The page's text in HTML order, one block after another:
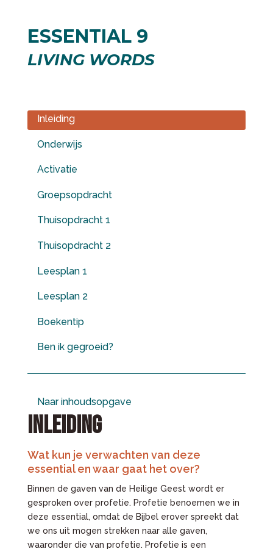
ESSENTIAL 9
LIVING WORDS
Inleiding
Onderwijs
Activatie
Groepsopdracht
Thuisopdracht 1
Thuisopdracht 2
Leesplan 1
Leesplan 2
Boekentip
Ben ik gegroeid?
Naar inhoudsopgave
INLEIDING
Wat kun je verwachten van deze
essential en waar gaat het over?
Binnen de gaven van de Heilige Geest wordt er
gesproken over profetie. Profetie benoemen we in
deze essential, omdat de Bijbel erover spreekt dat
we ons uit mogen strekken naar alle gaven,
waaronder die van profetie. Profetie is een